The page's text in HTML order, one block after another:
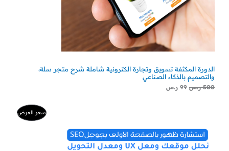
الدورة المكثفة تسويق وتجارة الكترونية شاملة شرح متجر سلة،
والتصميم بالذكاء الصناعي
500 ر.س 99 ر.س
سعر العرضمنتج
500 ر.س.
300 ر.س.